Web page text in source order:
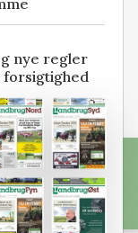
nye regler
forsigtighed